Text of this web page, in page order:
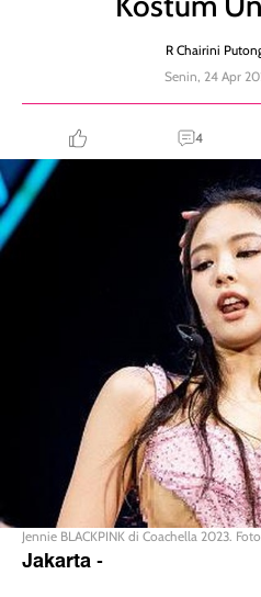
R Chairini
Senin, 24 Apr
4
Jennie BLACKPINK di Coachella 2023.
Jakarta-